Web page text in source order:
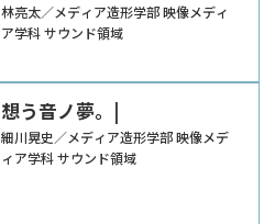
の探究
林亮太／メディア造形学部 映像メディ
ア学科 サウンド領域
想う音ノ夢。|
細川晃史／メディア造形学部 映像メデ
ィア学科 サウンド領域